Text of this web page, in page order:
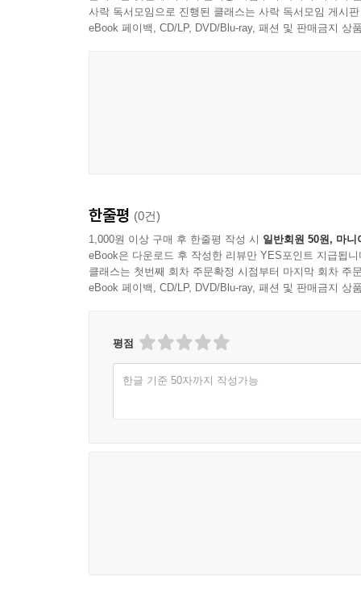
사락 독서모임으로 진행된 클래스는 사락 독서모임 게시
eBook 페이백, CD/LP, DVD/Blu-ray, 패션 및 판매금지 상
한줄평 (0건)
1,000원 이상 구매 후 한줄평 작성 시 일반회원 50원, 마니
eBook은 다운로드 후 작성한 리뷰만 YES포인트 지급됩니
클래스는 첫번째 회차 주문확정 시점부터 마지막 회차 주
eBook 페이백, CD/LP, DVD/Blu-ray, 패션 및 판매금지 상
평점
한글 기준 50자까지 작성가능